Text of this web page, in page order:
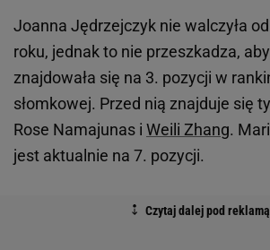
Joanna Jędrzejczyk nie walczyła
roku, jednak to nie przeszkadza,
znajdowała się na 3. pozycji w
słomkowej. Przed nią znajduje się
Rose Namajunas i Weili Zhang.
jest aktualnie na 7. pozycji.